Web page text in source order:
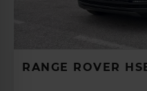
PREHĽAD
PONUKE
RANGE ROVER